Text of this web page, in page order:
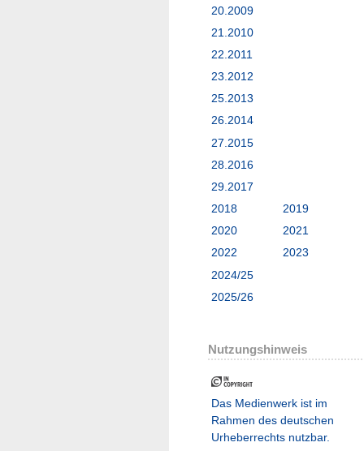
20.2009
21.2010
22.2011
23.2012
25.2013
26.2014
27.2015
28.2016
29.2017
2018
2019
2020
2021
2022
2023
2024/25
2025/26
Nutzungshinweis
Das Medienwerk ist im
Rahmen des deutschen
Urheberrechts nutzbar.